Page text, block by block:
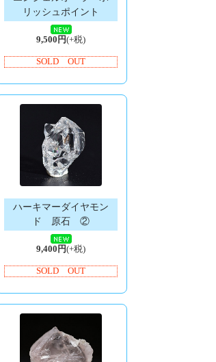
リッシュポイント
9,500円(+税)
SOLD OUT
ハーキマーダイヤモン
ド 原石 ②
9,400円(+税)
SOLD OUT